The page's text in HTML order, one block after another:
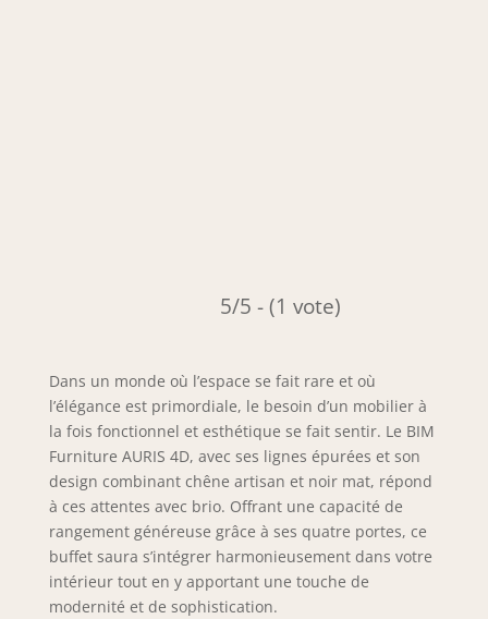
5/5 - (1 vote)
Dans un monde où l’espace se fait rare et où
l’élégance est primordiale, le besoin d’un mobilier à
la fois fonctionnel et esthétique se fait sentir. Le BIM
Furniture AURIS 4D, avec ses lignes épurées et son
design combinant chêne artisan et noir mat, répond
à ces attentes avec brio. Offrant une capacité de
rangement généreuse grâce à ses quatre portes, ce
buffet saura s’intégrer harmonieusement dans votre
intérieur tout en y apportant une touche de
modernité et de sophistication.